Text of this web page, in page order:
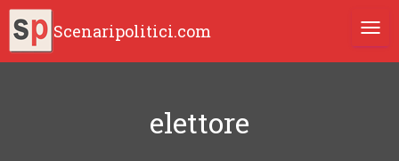
Scenaripolitici.com
elettore